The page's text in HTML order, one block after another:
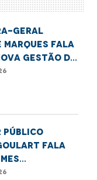
geral
Marques fala
gestão da
público
fala
contra